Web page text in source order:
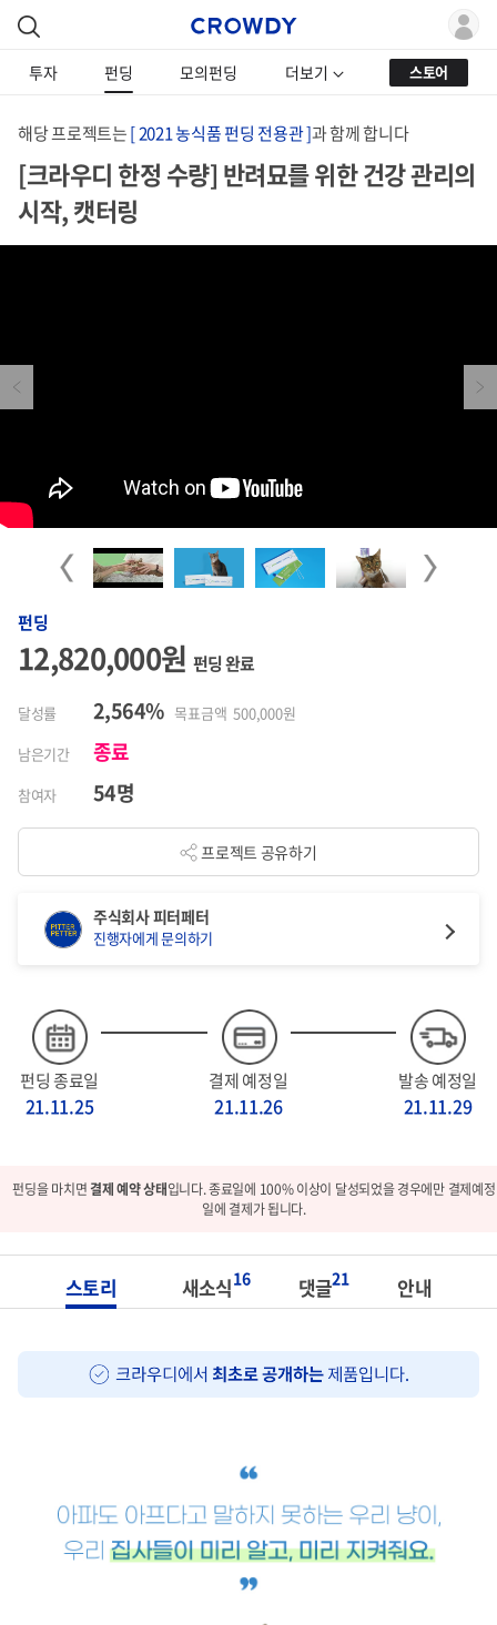
투자 펀딩 모의펀딩 더보기 스토어
해당 프로젝트는[ 2021 농식품 펀딩 전용관 ]과 함께 합니다
[크라우디 한정 수량] 반려묘를 위한 건강 관리의
시작, 캣터링
Previous Next
Previous Next
펀딩
12,820,000원 펀딩 완료
달성률 2,564% 목표금액 500,000원
남은기간
종료
참여자 54명
프로젝트 공유하기
펀딩 종료일
21.11.25
결제 예정일
21.11.26
발송 예정일
21.11.29
주식회사 피터페터
진행자에게 문의하기
펀딩을 마치면결제 예약 상태입니다. 종료일에 100% 이상이 달성되었을 경우에만 결제예정
일에 결제가 됩니다.
스토리 새소식16 댓글21 안내